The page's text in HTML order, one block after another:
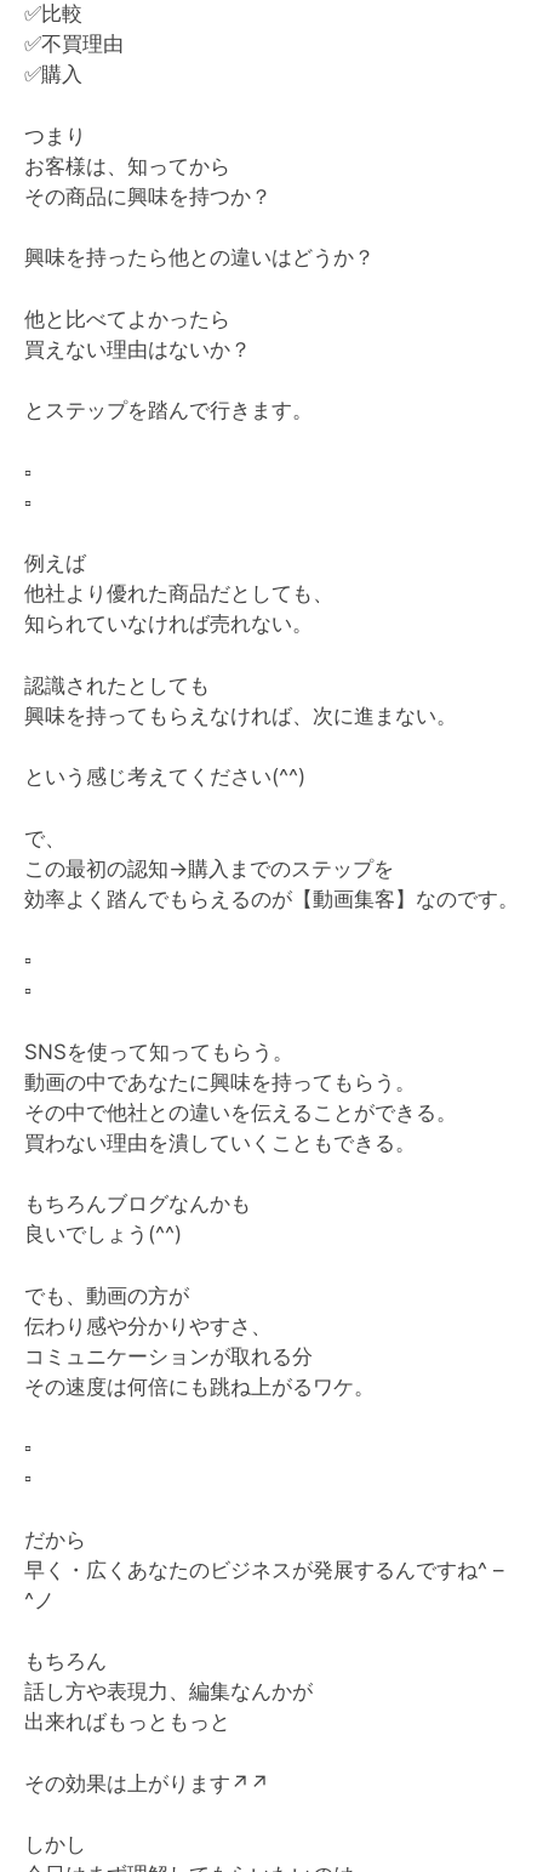
✅比較
✅不買理由
✅購入
つまり
お客様は、知ってから
その商品に興味を持つか？
興味を持ったら他との違いはどうか？
他と比べてよかったら
買えない理由はないか？
とステップを踏んで行きます。
▫️
▫️
例えば
他社より優れた商品だとしても、
知られていなければ売れない。
認識されたとしても
興味を持ってもらえなければ、次に進まない。
という感じ考えてください(^^)
で、
この最初の認知→購入までのステップを
効率よく踏んでもらえるのが【動画集客】なのです。
▫️
▫️
SNSを使って知ってもらう。
動画の中であなたに興味を持ってもらう。
その中で他社との違いを伝えることができる。
買わない理由を潰していくこともできる。
もちろんブログなんかも
良いでしょう(^^)
でも、動画の方が
伝わり感や分かりやすさ、
コミュニケーションが取れる分
その速度は何倍にも跳ね上がるワケ。
▫️
▫️
だから
早く・広くあなたのビジネスが発展するんですね^ –
^ノ
もちろん
話し方や表現力、編集なんかが
出来ればもっともっと
その効果は上がります ↗️ ↗️
しかし